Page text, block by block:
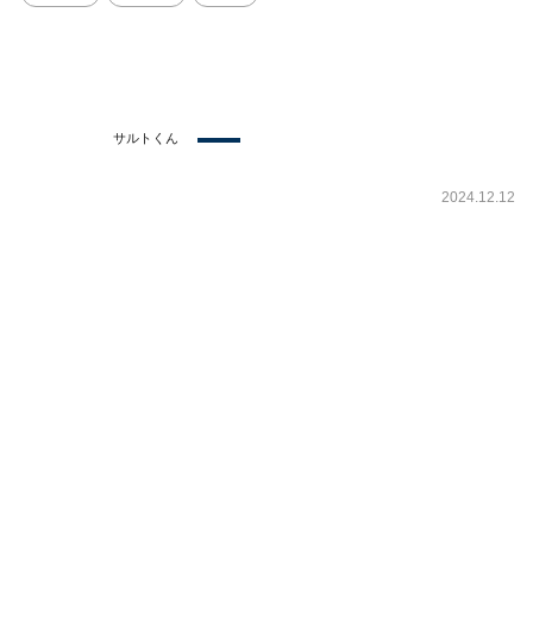
サルトくん
2024.12.12